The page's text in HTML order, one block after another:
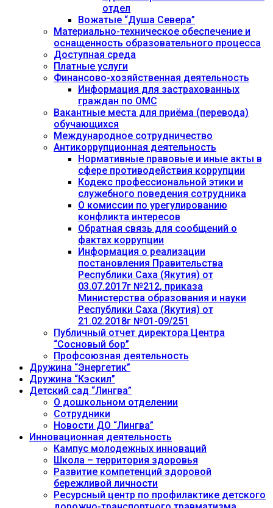
отдел
Вожатые “Душа Севера”
Материально-техническое обеспечение и
оснащенность образовательного процесса
Доступная среда
Платные услуги
Финансово-хозяйственная деятельность
Информация для застрахованных
граждан по ОМС
Вакантные места для приёма (перевода)
обучающихся
Международное сотрудничество
Антикоррупционная деятельность
Нормативные правовые и иные акты в
сфере противодействия коррупции
Кодекс профессиональной этики и
служебного поведения сотрудника
О комиссии по урегулированию
конфликта интересов
Обратная связь для сообщений о
фактах коррупции
Информация о реализации
постановления Правительства
Республики Саха (Якутия) от
03.07.2017г №212, приказа
Министерства образования и науки
Республики Саха (Якутия) от
21.02.2018г №01-09/251
Публичный отчет директора Центра
“Сосновый бор”
Профсоюзная деятельность
Дружина “Энергетик”
Дружина “Кэскил”
Детский сад “Лингва”
О дошкольном отделении
Сотрудники
Новости ДО “Лингва”
Инновационная деятельность
Кампус молодежных инноваций
Школа – территория здоровья
Развитие компетенций здоровой
бережливой личности
Ресурсный центр по профилактике детского